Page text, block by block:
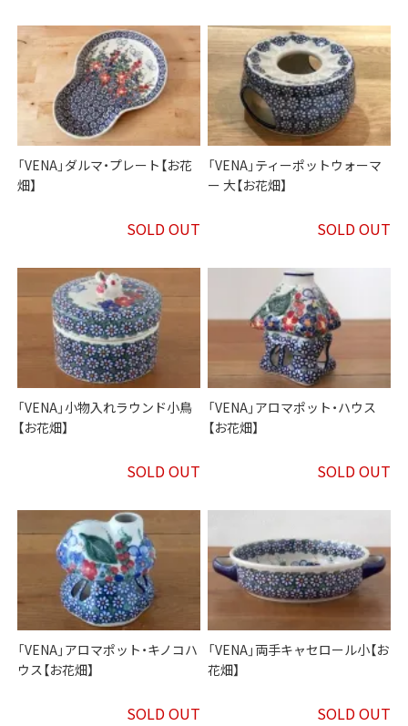
「VENA」ダルマ・プレート【お花
畑】
SOLD OUT
「VENA」ティーポットウォーマ
ー 大【お花畑】
SOLD OUT
「VENA」小物入れラウンド小鳥
【お花畑】
SOLD OUT
「VENA」アロマポット・ハウス
【お花畑】
SOLD OUT
「VENA」アロマポット・キノコハ
ウス【お花畑】
SOLD OUT
「VENA」両手キャセロール小【お
花畑】
SOLD OUT